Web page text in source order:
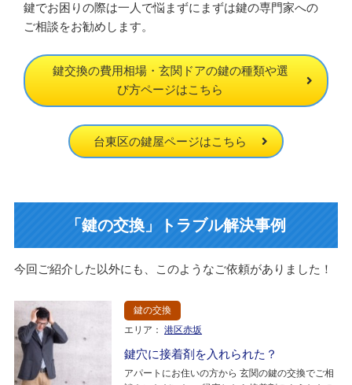
鍵でお困りの際は一人で悩まずにまずは鍵の専門家への
ご相談をお勧めします。
鍵交換の費用相場・玄関ドアの鍵の種類や選
び方ページはこちら
台東区の鍵屋ページはこちら
「鍵の交換」トラブル解決事例
今回ご紹介した以外にも、このようなご依頼がありました！
鍵の交換
エリア： 港区赤坂
鍵穴に接着剤を入れられた？
アパートにお住いの方から 玄関の鍵の交換でご相